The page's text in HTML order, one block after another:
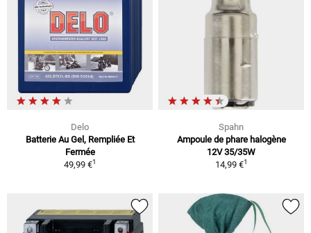
Delo
Batterie Au Gel, Rempliée Et
Fermée
49,99 €1
Spahn
Ampoule de phare halogène
12V 35/35W
14,99 €1